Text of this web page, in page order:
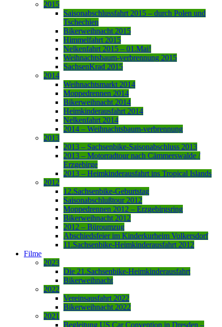
2015
Saisonabschlussfahrt 2015 – durch Polen und
Tschechien
Bikerweihnacht 2015
Himmelfahrt 2015
Nelkenfahrt 2015 – 01.Mai!
Weihnachtsbaum-verbrennung 2015
SachsenKrad 2015
2014
Weihnachtsmarkt 2014
Moppedrennen 2014
Bikerweihnacht 2014
Heimkinderausfahrt 2014
Nelkenfahrt 2014
2014 – Weihnachtsbaum-verbrennung
2013
2013 – Sachsenbike-Saisonabschluss 2013
2013 – Motorradtour nach Cämmerswalde /
Erzgebirge
2013 – Heimkinderausfahrt ins Tropical Islands
2012
12.Sachsenbike-Geburtstag
Saisonabschlußtour 2012
Moppedrennen 2012 – Erzgebirgsring
Bikerweihnacht 2012
2012 – Büroumzug
Abschiedsfeier im Kinderkurheim Volkersdorf
11.Sachsenbike-Heimkinderausfahrt 2012
Filme
2023
Die 21.Sachsenbike-Heimkinderausfahrt
Bikerweihnacht
2022
Vereinsausfahrt 2022
Bikerweihnacht 2022
2021
Begleitung US Car Convention in Dresden –